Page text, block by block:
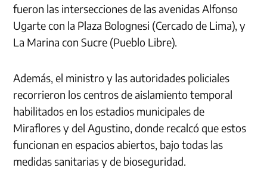
fueron las intersecciones de las avenidas Alfonso
Ugarte con la Plaza Bolognesi (Cercado de Lima), y
La Marina con Sucre (Pueblo Libre).
Además, el ministro y las autoridades policiales
recorrieron los centros de aislamiento temporal
habilitados en los estadios municipales de
Miraflores y del Agustino, donde recalcó que estos
funcionan en espacios abiertos, bajo todas las
medidas sanitarias y de bioseguridad.